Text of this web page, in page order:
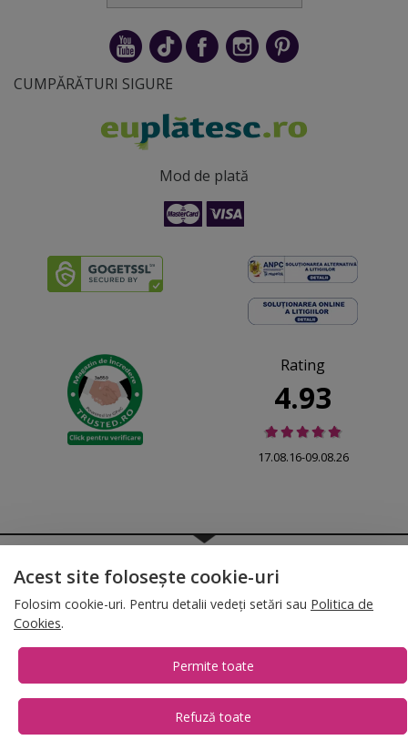
CUMPĂRĂTURI SIGURE
Mod de plată
Rating
4.93
17.08.16-09.08.26
• Termene și condiții•Gestionează preferințe cookies
T:+4 0754.069.667
Acest site folosește cookie-uri
Folosim cookie-uri. Pentru detalii vedeți setări sau Politica de
Cookies.
Permite toate
Refuză toate